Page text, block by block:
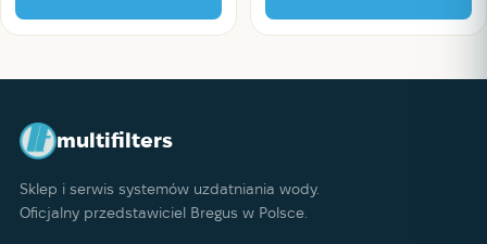
multifilters
Sklep i serwis systemów uzdatniania wody.
Oficjalny przedstawiciel Bregus w Polsce.